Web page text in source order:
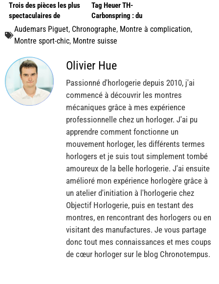
Trois des pièces les plus
spectaculaires de
Geneva Watch Days
Tag Heuer TH-
Carbonspring : du
carbone du spiral aux
montres
Audemars Piguet, Chronographe, Montre à complication,
Montre sport-chic, Montre suisse
Olivier Hue
Passionné d'horlogerie depuis 2010, j'ai
commencé à découvrir les montres
mécaniques grâce à mes expérience
professionnelle chez un horloger. J'ai pu
apprendre comment fonctionne un
mouvement horloger, les différents termes
horlogers et je suis tout simplement tombé
amoureux de la belle horlogerie. J'ai ensuite
amélioré mon expérience horlogère grâce à
un atelier d'initiation à l'horlogerie chez
Objectif Horlogerie, puis en testant des
montres, en rencontrant des horlogers ou en
visitant des manufactures. Je vous partage
donc tout mes connaissances et mes coups
de cœur horloger sur le blog Chronotempus.